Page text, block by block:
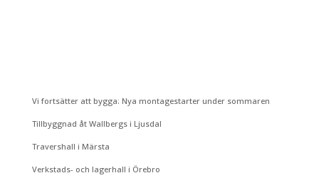
Vi fortsätter att bygga: Nya montagestarter under sommaren
Tillbyggnad åt Wallbergs i Ljusdal
Travershall i Märsta
Verkstads- och lagerhall i Örebro